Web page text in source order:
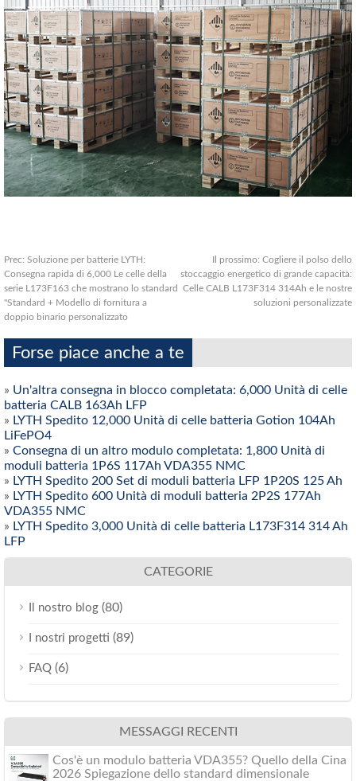
Prec: Soluzione per batterie LYTH:
Consegna rapida di 6,000 Le celle della
serie L173F163 che mostrano lo standard
"Standard + Modello di fornitura a
doppio binario personalizzato
Il prossimo: Cogliere il polso dello
stoccaggio energetico di grande capacità:
Celle CALB L173F314 314Ah e le nostre
soluzioni personalizzate
Forse piace anche a te
» Un'altra consegna in blocco completata: 6,000 Unità di celle
batteria CALB 163Ah LFP
» LYTH Spedito 12,000 Unità di celle batteria Gotion 104Ah
LiFePO4
» Consegna di un altro modulo completata: 1,800 Unità di
moduli batteria 1P6S 117Ah VDA355 NMC
» LYTH Spedito 200 Set di moduli batteria LFP 1P20S 125 Ah
» LYTH Spedito 600 Unità di moduli batteria 2P2S 177Ah
VDA355 NMC
» LYTH Spedito 3,000 Unità di celle batteria L173F314 314 Ah
LFP
CATEGORIE
Il nostro blog (80)
I nostri progetti (89)
FAQ (6)
MESSAGGI RECENTI
Cos'è un modulo batteria VDA355? Quello della Cina
2026 Spiegazione dello standard dimensionale